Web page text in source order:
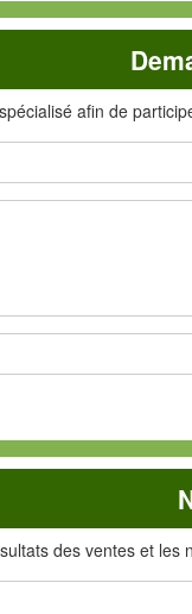
afin de
des ventes et